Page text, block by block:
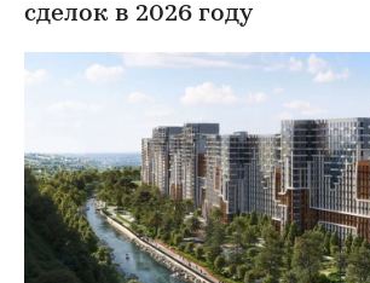
сделок в 2026 году